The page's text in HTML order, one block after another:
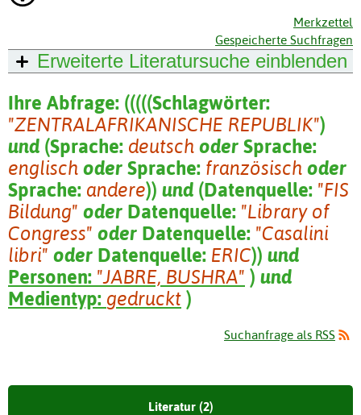
Merkzettel
Gespeicherte Suchfragen
Erweiterte Literatursuche einblenden
Ihre Abfrage: (((((Schlagwörter:
"ZENTRALAFRIKANISCHE REPUBLIK")
und (Sprache: deutsch oder Sprache:
englisch oder Sprache: französisch oder
Sprache: andere)) und (Datenquelle: "FIS
Bildung" oder Datenquelle: "Library of
Congress" oder Datenquelle: "Casalini
libri" oder Datenquelle: ERIC)) und
Personen: "JABRE, BUSHRA" ) und
Medientyp: gedruckt )
Suchanfrage als RSS
Literatur (2)